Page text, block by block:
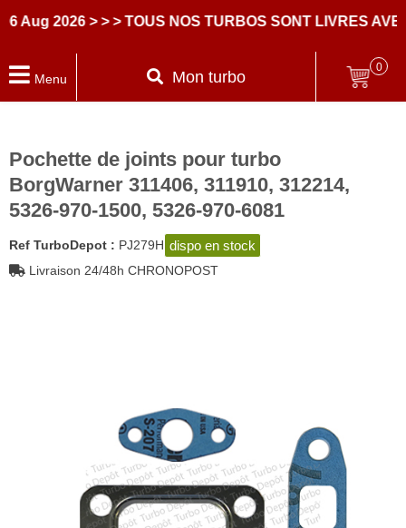
2026 > > > TOUS NOS TURBOS SONT LIVRES AVEC
Menu Mon turbo
0
Pochette de joints pour turbo
BorgWarner 311406, 311910, 312214,
5326-970-1500, 5326-970-6081
Ref TurboDepot : PJ279H dispo en stock
Livraison 24/48h CHRONOPOST